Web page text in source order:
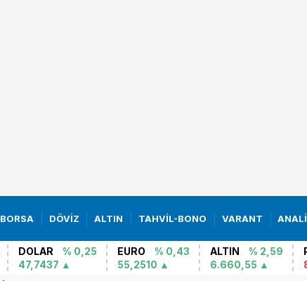
BORSA DÖVİZ ALTIN TAHVİL-BONO VARANT
DOLAR
% 0,25
47,7437
EURO
% 0,43
55,2510
ALTIN
% 2,59
6.660,55